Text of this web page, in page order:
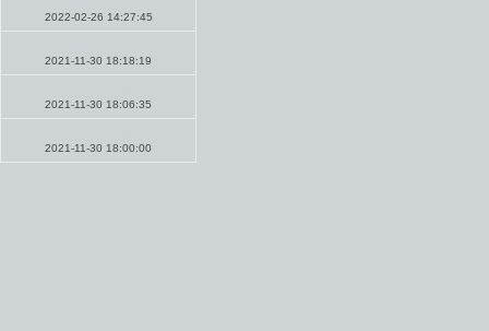
2022-02-26 14:27:45
2021-11-30 18:18:19
2021-11-30 18:06:35
2021-11-30 18:00:00